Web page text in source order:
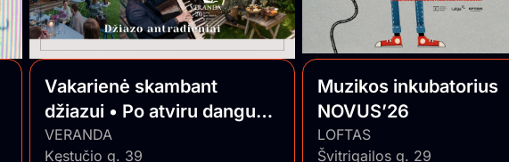
Vakarienė skambant
džiazui • Po atviru dangumi
• Piano Jazz
VERANDA
Kęstučio g. 39
Muzikos inkubatorius
NOVUS’26
LOFTAS
Švitrigailos g. 29